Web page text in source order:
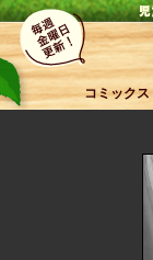
コミックス